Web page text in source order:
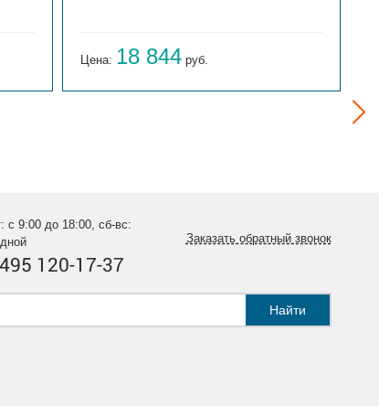
Цена: 18 844 руб.
с 9:00 до 18:00, сб-вс:
120-17-37
Заказать обратный звонок
Найти